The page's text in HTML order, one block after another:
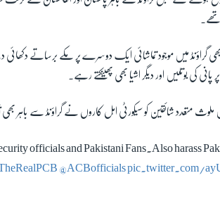
گراؤنڈ میں موجود تماشائی ایک دوسرے پر مکے برساتے
کی بوتلیں اور دیگر اشیا بھی پھینکتے رہے۔
ملوث متعدد شائقین کو سیکورٹی اہل کاروں نے گراؤنڈ سے باہر بھی
officials and Pakistani Fans.Also harass
@ACBofficialspic.twitter.com/